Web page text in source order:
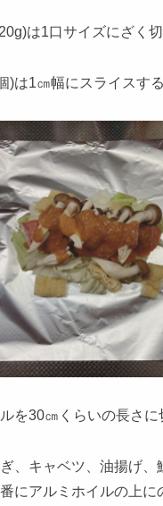
は1口サイズにざく切
は1㎝幅にスライスする
を30㎝くらいの長さに
、キャベツ、油揚げ、
にアルミホイルの上に